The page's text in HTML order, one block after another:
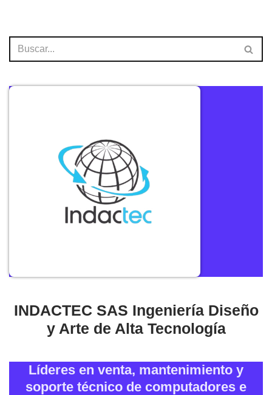
INDACTEC SAS Ingeniería Diseño
y Arte de Alta Tecnología
Líderes en venta, mantenimiento y
soporte técnico de computadores e